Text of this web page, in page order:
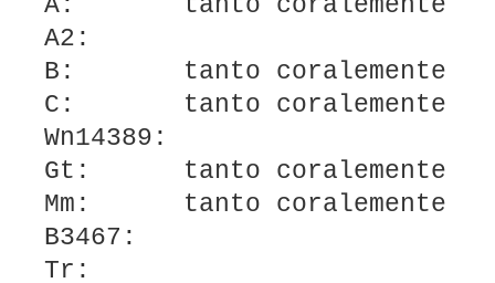
A2:
B: tanto coralemente
C: tanto coralemente
Wn14389:
Gt: tanto coralemente
Mm: tanto coralemente
B3467:
Tr: